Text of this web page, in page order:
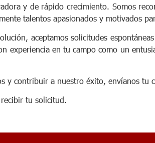
y de rápido crecimiento. Somos
talentos apasionados y motivados
aceptamos solicitudes
experiencia en tu campo como un
y contribuir a nuestro éxito, envíanos tu
tu solicitud.